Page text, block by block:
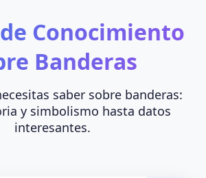
Conocimiento
Banderas
saber sobre banderas:
y simbolismo hasta datos
interesantes.